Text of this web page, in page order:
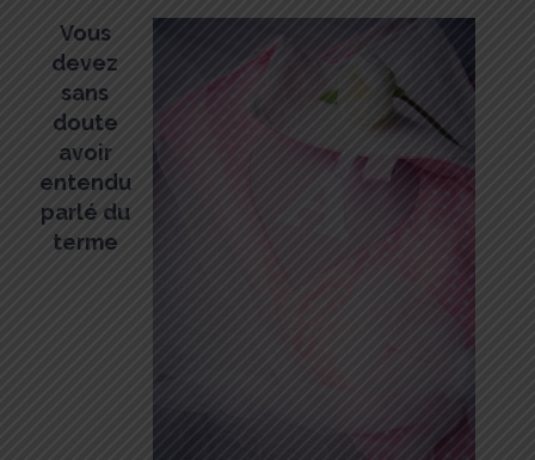
Vous
devez
sans
doute
avoir
entendu
parlé du
terme